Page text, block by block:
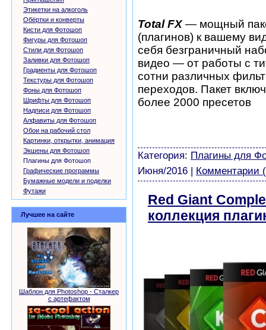
Этикетки на алкоголь
Обёртки и конверты
Кисти для Фотошоп
Фигуры для Фотошоп
Стили для Фотошоп
Заливки для Фотошоп
Градиенты для Фотошоп
Текстуры для Фотошоп
Фоны для Фотошоп
Шрифты для Фотошоп
Надписи для Фотошоп
Алфавиты для Фотошоп
Обои на рабочий стол
Картинки, открытки, анимация
Экшены для Фотошоп
Плагины для Фотошоп
Графические программы
Бумажные модели и поделки
Футажи
Лучшее на сайте
Шаблон для Photoshop - Сталкер
с артефактом
Total FX— мощный
(плагинов) к вашему
себя безграничный
видео — от работы с
сотни различных
переходов. Пакет
более 2000 пресетов
Категория: Плагины для
Июня/2016
Комментарии
Red Giant
коллекция